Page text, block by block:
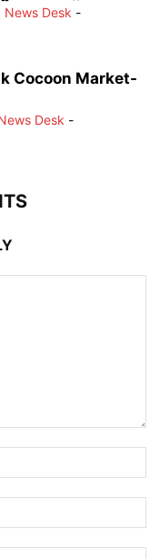
Desk -
Cocoon Market-
Desk -